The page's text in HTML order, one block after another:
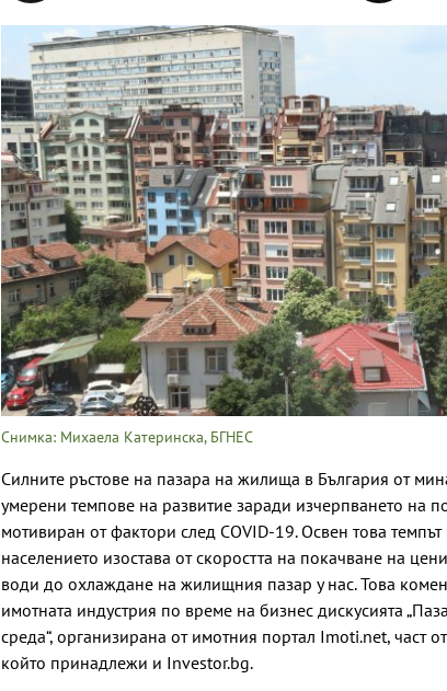
Снимка: Михаела Катеринска, БГНЕС
Силните ръстове на пазара на жилища в България от
умерени темпове на развитие заради изчерпването на
мотивиран от фактори след COVID-19. Освен това
населението изостава от скоростта на покачване на
води до охлаждане на жилищния пазар у нас. Това
имотната индустрия по време на бизнес дискусията
среда“, организирана от имотния портал Imoti.net, част
който принадлежи и Investor.bg.